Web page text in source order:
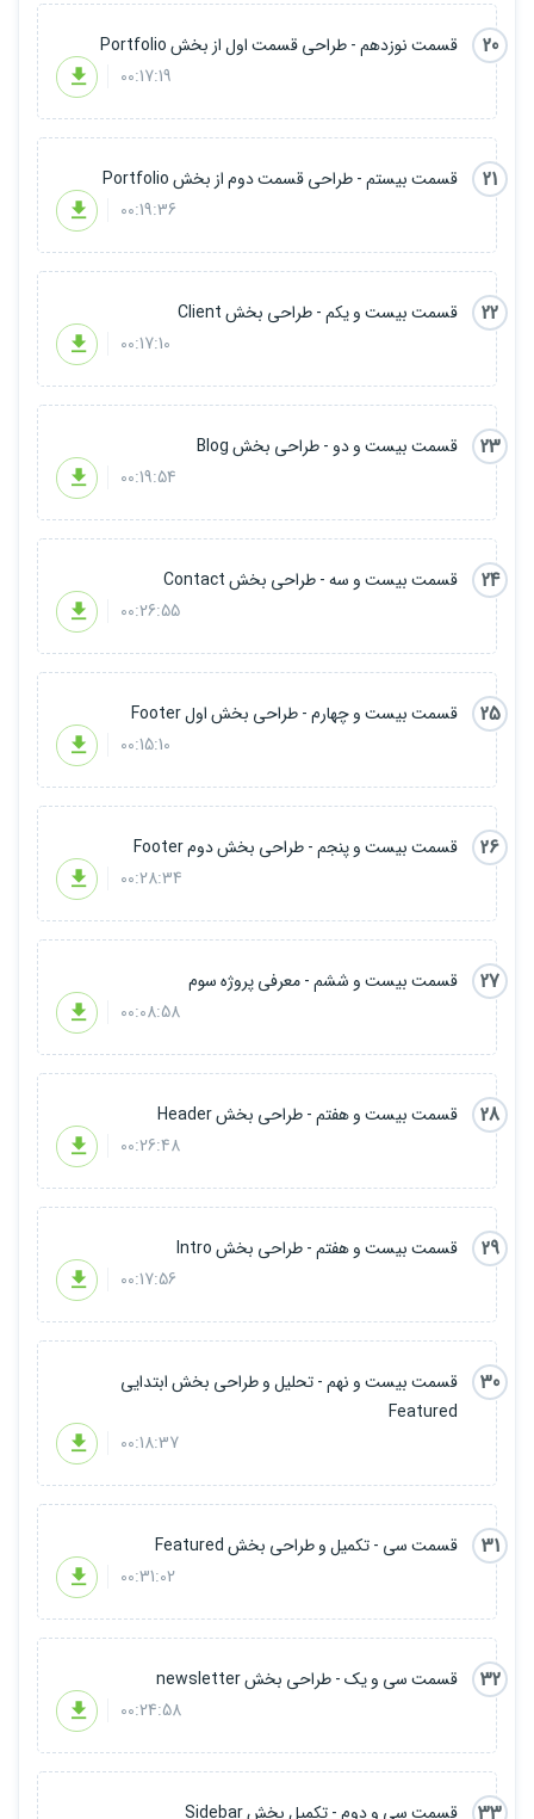
20
قسمت نوزدهم - طراحی قسمت اول از بخش Portfolio
00:17:19
21
قسمت بیستم - طراحی قسمت دوم از بخش Portfolio
00:19:36
22
قسمت بیست و یکم - طراحی بخش Client
00:17:10
23
قسمت بیست و دو - طراحی بخش Blog
00:19:54
24
قسمت بیست و سه - طراحی بخش Contact
00:26:55
25
قسمت بیست و چهارم - طراحی بخش اول Footer
00:15:10
26
قسمت بیست و پنجم - طراحی بخش دوم Footer
00:28:34
27
قسمت بیست و ششم - معرفی پروژه سوم
00:08:58
28
قسمت بیست و هفتم - طراحی بخش Header
00:26:48
29
قسمت بیست و هفتم - طراحی بخش Intro
00:17:56
30
قسمت بیست و نهم - تحلیل و طراحی بخش ابتدایی
Featured
00:18:37
31
قسمت سی - تکمیل و طراحی بخش Featured
00:31:02
32
قسمت سی و یک - طراحی بخش newsletter
00:24:58
قسمت سی و دوم - تکمیل بخش Sidebar